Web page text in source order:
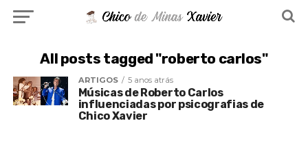
All posts tagged "roberto carlos"
ARTIGOS 5 anos atrás
Músicas de Roberto Carlos
influenciadas por psicografias de
Chico Xavier